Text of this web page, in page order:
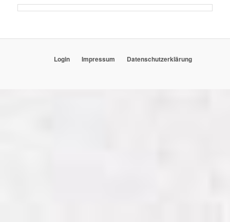
Login Impressum Datenschutzerklärung